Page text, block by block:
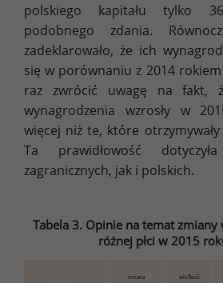
polskiego kapitału tylko
podobnego zdania.
zadeklarowało, że ich
się w porównaniu z 2014
raz zwrócić uwagę na fakt,
wynagrodzenia wzrosły w
więcej niż te, które
Ta prawidłowość
zagranicznych, jak i polskich.
Tabela 3. Opinie na temat
różnej płci w 2015
zmiana wielkość